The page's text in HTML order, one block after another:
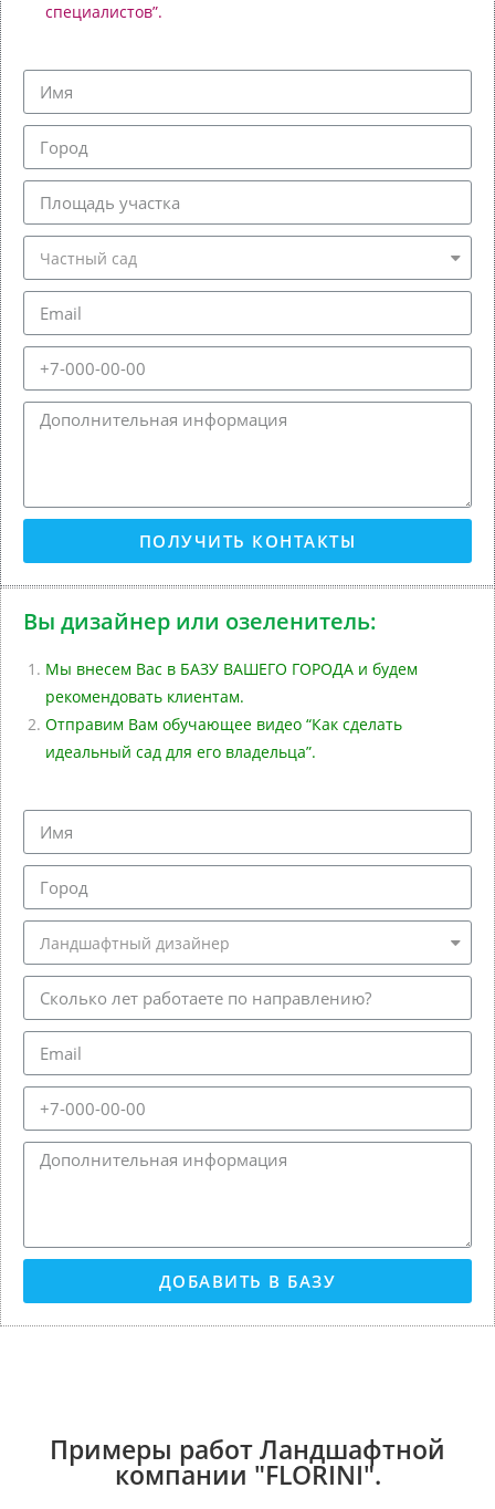
специалистов”.
ПОЛУЧИТЬ КОНТАКТЫ
Вы дизайнер или озеленитель:
Мы внесем Вас в БАЗУ ВАШЕГО ГОРОДА и будем
рекомендовать клиентам.
Отправим Вам обучающее видео “Как сделать
идеальный сад для его владельца”.
ДОБАВИТЬ В БАЗУ
Примеры работ Ландшафтной
компании "FLORINI".